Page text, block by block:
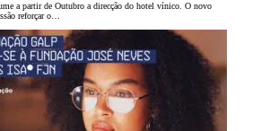
a partir de Outubro a direcção do hotel vínico. O novo
reforçar o…